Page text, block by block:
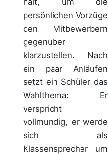
persönlichen Vorzüge
den Mitbewerbern
gegenüber
klarzustellen. Nach
ein paar Anläufen
setzt ein Schüler das
Wahlthema: Er
verspricht
vollmundig, er werde
sich als
Klassensprecher um